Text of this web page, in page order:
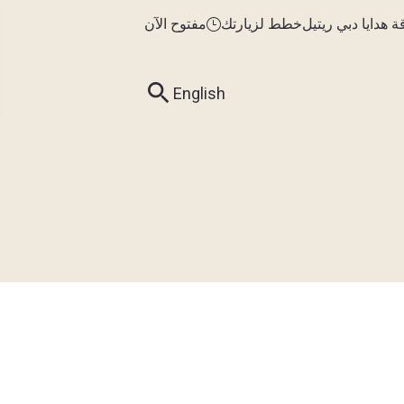
هدايا دبي ريتيلخطط لزيارتك مفتوح الآن
English